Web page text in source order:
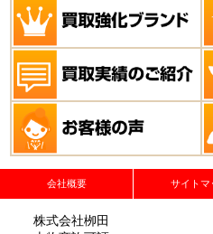
会社概要 サイトマ
株式会社栁田